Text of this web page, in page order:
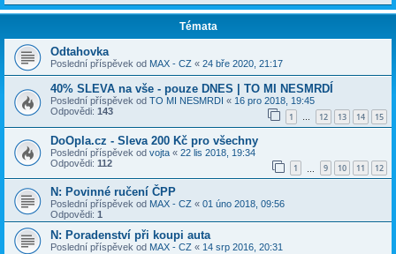
Témata
Odtahovka
Poslední příspěvek od MAX - CZ « 24 bře 2020, 21:17
40% SLEVA na vše - pouze DNES | TO MI NESMRDÍ
Poslední příspěvek od TO MI NESMRDI « 16 pro 2018, 19:45
Odpovědi: 143 1 … 12 13 14 15
DoOpla.cz - Sleva 200 Kč pro všechny
Poslední příspěvek od vojta « 22 lis 2018, 19:34
Odpovědi: 112 1 9 10 11 12
N: Povinné ručení ČPP
Poslední příspěvek od MAX - CZ « 01 úno 2018, 09:56
Odpovědi: 1
N: Poradenství při koupi auta
Poslední příspěvek od MAX - CZ « 14 srp 2016, 20:31